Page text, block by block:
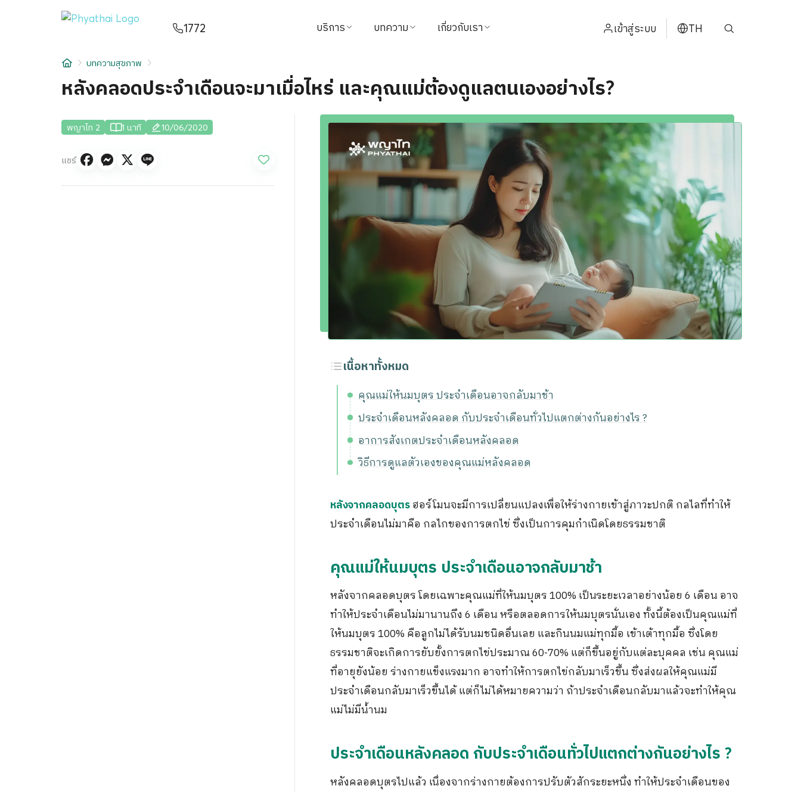
1772 บริการ
นัดหมาย
แนะนำบริการ
แพ็กเกจ & โปรโมชั่น
ศูนย์ทางการแพทย์
ชำระค่าบริการ
ขอประวัติการรักษา
บทความ
วิดีโอ
จากใจผู้ใช้บริการ
เกี่ยวกับเรา
วิสัยทัศน์และพันธกิจ
ผู้บริหารโรงพยาบาล
นักลงทุนสัมพันธ์
รางวัล
ติดต่อเรา
ข่าวสาร
กิจกรรม
ร่วมงานกับเรา
เข้าสู่ระบบ TH
日本
عربي
English
บทความ
บทความสุขภาพ
หลังคลอดประจำเดือนจะมาเมื่อไหร่ และคุณแม่ต้องดูแลตนเองอย่างไร?
พญาไท 2 1 นาที 10/06/2020
แชร์
เนื้อหาทั้งหมด
คุณแม่ให้นมบุตร ประจำเดือนอาจกลับมาช้า
ประจำเดือนหลังคลอด กับประจำเดือนทั่วไปแตกต่างกันอย่างไร ?
อาการสังเกตประจำเดือนหลังคลอด
วิธีการดูแลตัวเองของคุณแม่หลังคลอด
หลังจากคลอดบุตร ฮอร์โมนจะมีการเปลี่ยนแปลงเพื่อให้ร่างกายเข้าสู่ภาวะปกติ กลไลที่ทำให้
ประจำเดือนไม่มาคือ กลไกของการตกไข่ ซึ่งเป็นการคุมกำเนิดโดยธรรมชาติ
คุณแม่ให้นมบุตร ประจำเดือนอาจกลับมาช้า
หลังจากคลอดบุตร โดยเฉพาะคุณแม่ที่ให้นมบุตร 100% เป็นระยะเวลาอย่างน้อย 6 เดือน อาจ
ทำให้ประจำเดือนไม่มานานถึง 6 เดือน หรือตลอดการให้นมบุตรนั่นเอง ทั้งนี้ต้องเป็นคุณแม่ที่
ให้นมบุตร 100% คือลูกไม่ได้รับนมชนิดอื่นเลย และกินนมแม่ทุกมื้อ เข้าเต้าทุกมื้อ ซึ่งโดย
ธรรมชาติจะเกิดการยับยั้งการตกไข่ประมาณ 60-70% แต่ก็ขึ้นอยู่กับแต่ละบุคคล เช่น คุณแม่
ที่อายุยังน้อย ร่างกายแข็งแรงมาก อาจทำให้การตกไข่กลับมาเร็วขึ้น ซึ่งส่งผลให้คุณแม่มี
ประจำเดือนกลับมาเร็วขึ้นได้ แต่ก็ไม่ได้หมายความว่า ถ้าประจำเดือนกลับมาแล้วจะทำให้คุณ
แม่ไม่มีน้ำนม
ประจำเดือนหลังคลอด กับประจำเดือนทั่วไปแตกต่างกันอย่างไร ?
หลังคลอดบุตรไปแล้ว เนื่องจากร่างกายต้องการปรับตัวสักระยะหนึ่ง ทำให้ประจำเดือนของ